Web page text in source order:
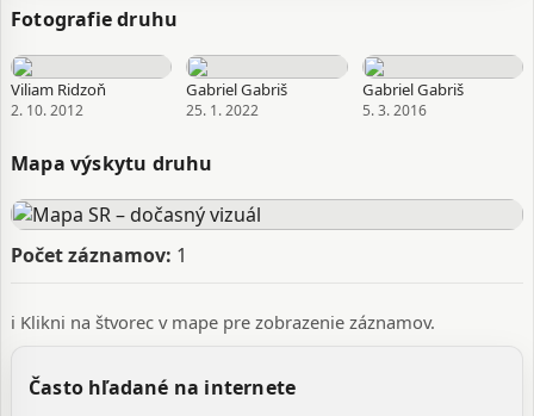
Fotografie druhu
Viliam Ridzoň
2. 10. 2012
Gabriel Gabriš
25. 1. 2022
Gabriel Gabriš
5. 3. 2016
Mapa výskytu druhu
Počet záznamov: 1
ℹ️ Klikni na štvorec v mape pre zobrazenie záznamov.
Často hľadané na internete